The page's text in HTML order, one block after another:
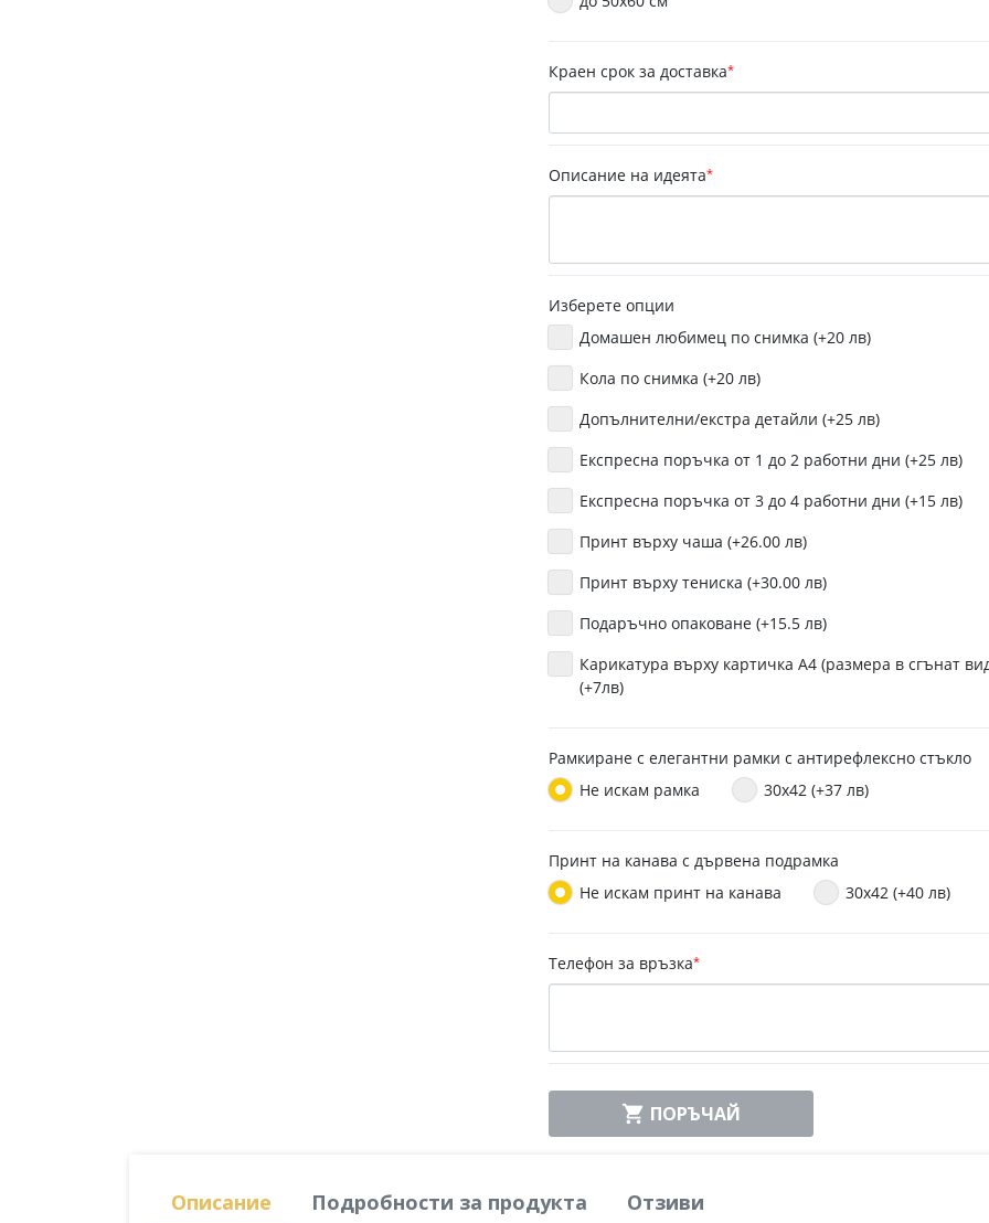
Краен срок за доставка*
Описание на идеята*
Изберете опции
Домашен любимец по снимка (+20 лв)
Кола по снимка (+20 лв)
Допълнителни/екстра детайли (+25 лв)
Експресна поръчка от 1 до 2 работни дни (+25 лв)
Експресна поръчка от 3 до 4 работни дни (+15 лв)
Принт върху чаша (+26.00 лв)
Принт върху тениска (+30.00 лв)
Подаръчно опаковане (+15.5 лв)
Карикатура върху картичка А4 (размера в сгънат
(+7лв)
Рамкиране с елегантни рамки с антирефлексно стъкло
Не искам рамка
30x42 (+37 лв)
Принт на канава с дървена подрамка
Не искам принт на канава
30x42 (+40 лв)
Телефон за връзка*
 ПОРЪЧАЙ
Описание Подробности за продукта Отзиви